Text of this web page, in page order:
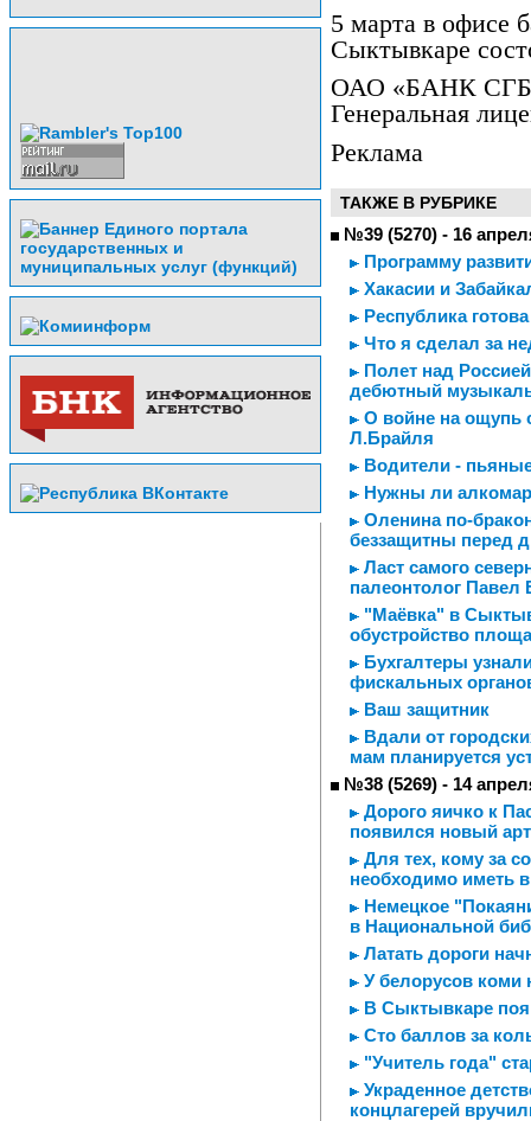
5 марта в офисе
Сыктывкаре
ОАО «БАНК СГБ»,
Генеральная
Реклама
ТАКЖЕ В РУБРИКЕ
№39 (5270) - 16
Программу
Хакасии и
Республика
Что я сделал за
Полет над
дебютный
О войне на ощупь
Л.Брайля
Водители -
Нужны ли
Оленина по-
беззащитны перед
Ласт самого
палеонтолог Павел
"Маёвка" в
обустройство
Бухгалтеры
фискальных
Ваш защитник
Вдали от
мам планируется
№38 (5269) - 14
Дорого яичко к
появился новый
Для тех, кому за
необходимо иметь
Немецкое
в Национальной
Латать дороги
У белорусов
В Сыктывкаре
Сто баллов за
"Учитель года"
Украденное
концлагерей